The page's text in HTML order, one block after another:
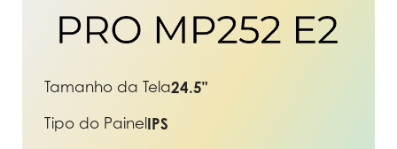
Tamanho da Tela24.5"
Tipo do PainelIPS